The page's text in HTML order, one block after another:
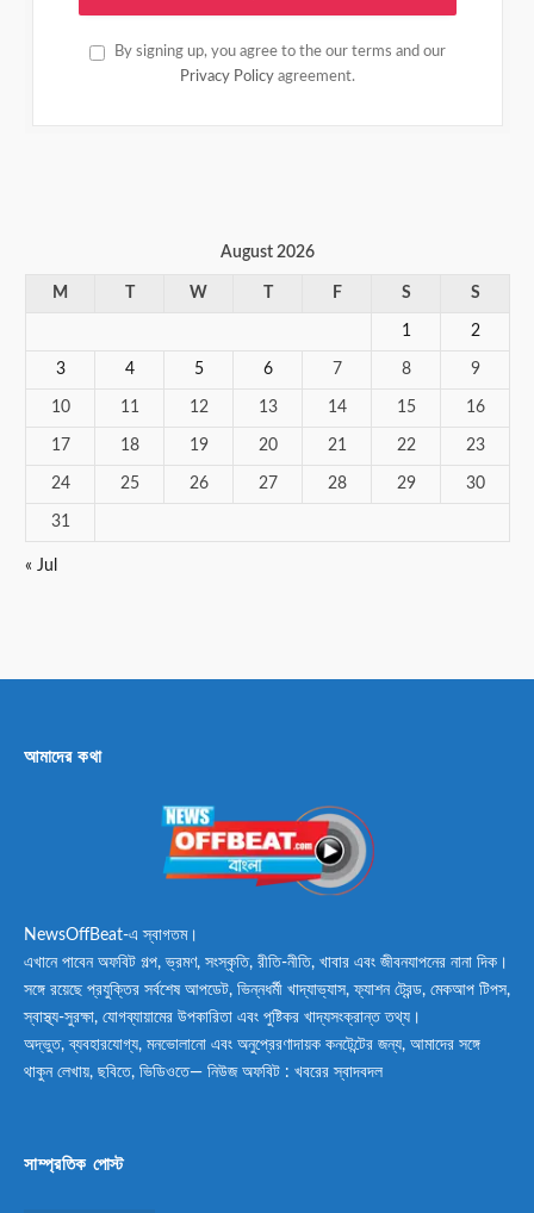
By signing up, you agree to the our terms and our
Privacy Policy agreement.
August 2026
M W F S S
1 2
3 4 5 6 7 8 9
10 11 12 13 14 15 16
17 18 19 20 21 22 23
24 25 26 27 28 29 30
31
« Jul
আমাদের কথা
NewsOffBeat-এ স্বাগতম।
এখানে পাবেন অফবিট গল্প, ভ্রমণ, সংস্কৃতি, রীতি-নীতি, খাবার এবং জীবনযাপনের নানা দিক।
সঙ্গে রয়েছে প্রযুক্তির সর্বশেষ আপডেট, ভিন্নধর্মী খাদ্যাভ্যাস, ফ্যাশন ট্রেন্ড, মেকআপ টিপস,
স্বাস্থ্য-সুরক্ষা, যোগব্যায়ামের উপকারিতা এবং পুষ্টিকর খাদ্যসংক্রান্ত তথ্য।
অদ্ভুত, ব্যবহারযোগ্য, মনভোলানো এবং অনুপ্রেরণাদায়ক কনটেন্টের জন্য, আমাদের সঙ্গে
থাকুন লেখায়, ছবিতে, ভিডিওতে— নিউজ অফবিট : খবরের স্বাদবদল
সাম্প্রতিক পোস্ট